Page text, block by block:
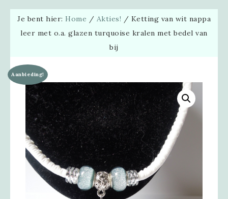
Je bent hier: Home / Akties! / Ketting van wit nappa
leer met o.a. glazen turquoise kralen met bedel van
bij
Aanbieding!